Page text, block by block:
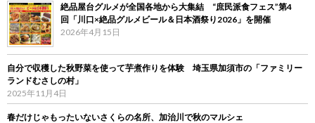
絶品屋台グルメが全国各地から大集結 “庶民派食フェス”第4
回「川口×絶品グルメビール＆日本酒祭り2026」を開催
2026年4月15日
自分で収穫した秋野菜を使って芋煮作りを体験 埼玉県加須市の「ファミリー
ランドむさしの村」
2025年11月4日
春だけじゃもったいないさくらの名所、加治川で秋のマルシェ